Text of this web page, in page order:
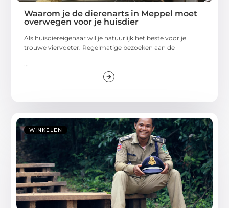
Waarom je de dierenarts in Meppel moet
overwegen voor je huisdier
Als huisdiereigenaar wil je natuurlijk het beste voor je
trouwe viervoeter. Regelmatige bezoeken aan de
...
WINKELEN